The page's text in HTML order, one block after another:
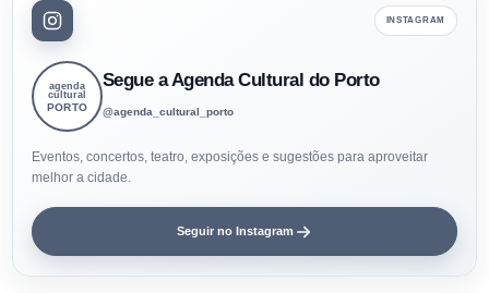
INSTAGRAM
agenda
cultural
PORTO
Segue a Agenda Cultural do Porto
@agenda_cultural_porto
Eventos, concertos, teatro, exposições e sugestões para aproveitar
melhor a cidade.
Seguir no Instagram